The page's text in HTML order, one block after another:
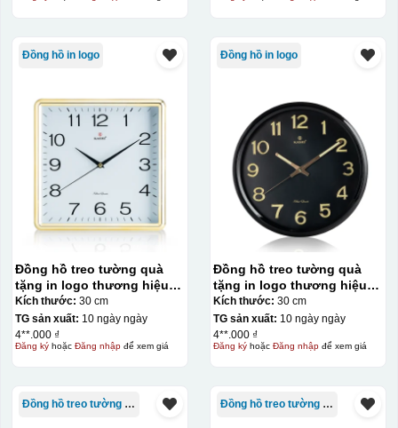
Đồng hồ in logo
Đồng hồ treo tường quà
tặng in logo thương hiệu
Kashi 30cm KQ-DH19
Kích thước: 30 cm
TG sản xuất: 10 ngày ngày
4**.000 ₫
Đăng kýhoặc Đăng nhậpđể xem giá
Đồng hồ in logo
Đồng hồ treo tường quà
tặng in logo thương hiệu
Kashi tròn KQ-DH18
Kích thước: 30 cm
TG sản xuất: 10 ngày ngày
4**.000 ₫
Đăng kýhoặc Đăng nhậpđể xem giá
Đồng hồ treo tường Kashi Đồng hồ treo tường Kashi